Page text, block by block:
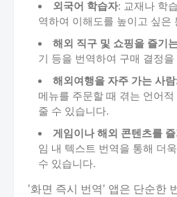
외국어 학습자: 교재나 학
역하여 이해도를 높이고 싶은
해외 직구 및 쇼핑을 즐기
기 등을 번역하여 구매 결정
해외여행을 자주 가는 사람
메뉴를 주문할 때 겪는 언어
줄 수 있습니다.
게임이나 해외 콘텐츠를
임 내 텍스트 번역을 통해 더
수 있습니다.
'화면 즉시 번역' 앱은 단순한